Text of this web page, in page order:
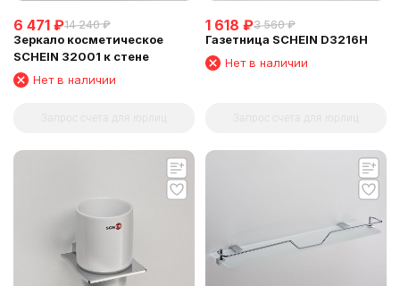
6 471 ₽14 240 ₽
Зеркало косметическое
SCHEIN 32001 к стене
Нет в наличии
1 618 ₽3 560 ₽
Газетница SCHEIN D3216H
Нет в наличии